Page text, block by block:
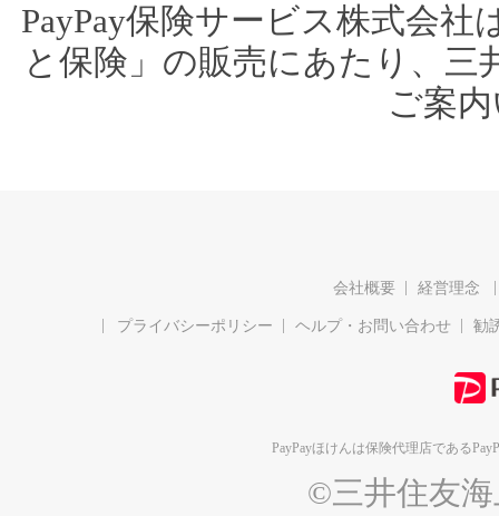
PayPay保険サービス株式会
と保険」の販売にあたり、三
ご案
会社概要 経営理念
プライバシーポリシー ヘルプ・お問い合わせ 勧
PayPayほけんは保険代理店である
©三井住友